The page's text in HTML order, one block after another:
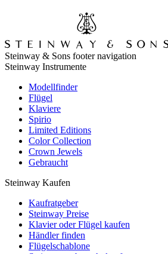
Steinway & Sons footer navigation
Steinway Instrumente
Modellfinder
Flügel
Klaviere
Spirio
Limited Editions
Color Collection
Crown Jewels
Gebraucht
Steinway Kaufen
Kaufratgeber
Steinway Preise
Klavier oder Flügel kaufen
Händler finden
Flügelschablone